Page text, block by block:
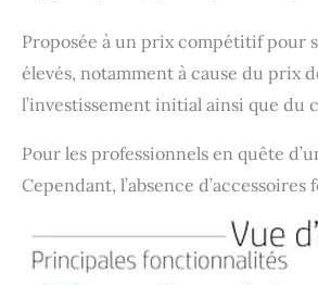
Proposée à un prix compétitif pour
élevés, notamment à cause du prix
l’investissement initial ainsi que du
Pour les professionnels en quête
Cependant, l’absence